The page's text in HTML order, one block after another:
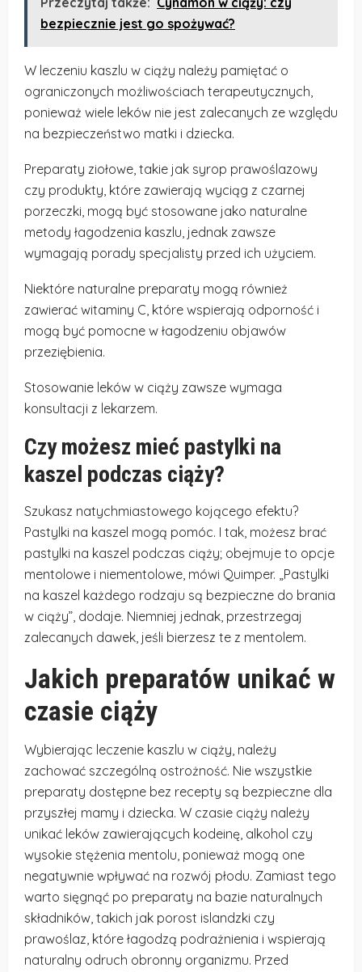
bezpiecznie jest go spożywać?
W leczeniu kaszlu w ciąży należy pamiętać o
ograniczonych możliwościach terapeutycznych,
ponieważ wiele leków nie jest zalecanych ze względu
na bezpieczeństwo matki i dziecka.
Preparaty ziołowe, takie jak syrop prawoślazowy
czy produkty, które zawierają wyciąg z czarnej
porzeczki, mogą być stosowane jako naturalne
metody łagodzenia kaszlu, jednak zawsze
wymagają porady specjalisty przed ich użyciem.
Niektóre naturalne preparaty mogą również
zawierać witaminy C, które wspierają odporność i
mogą być pomocne w łagodzeniu objawów
przeziębienia.
Stosowanie leków w ciąży zawsze wymaga
konsultacji z lekarzem.
Czy możesz mieć pastylki na
kaszel podczas ciąży?
Szukasz natychmiastowego kojącego efektu?
Pastylki na kaszel mogą pomóc. I tak, możesz brać
pastylki na kaszel podczas ciąży; obejmuje to opcje
mentolowe i niementolowe, mówi Quimper. „Pastylki
na kaszel każdego rodzaju są bezpieczne do brania
w ciąży”, dodaje. Niemniej jednak, przestrzegaj
zalecanych dawek, jeśli bierzesz te z mentolem.
Jakich preparatów unikać w
czasie ciąży
Wybierając leczenie kaszlu w ciąży, należy
zachować szczególną ostrożność. Nie wszystkie
preparaty dostępne bez recepty są bezpieczne dla
przyszłej mamy i dziecka. W czasie ciąży należy
unikać leków zawierających kodeinę, alkohol czy
wysokie stężenia mentolu, ponieważ mogą one
negatywnie wpływać na rozwój płodu. Zamiast tego
warto sięgnąć po preparaty na bazie naturalnych
składników, takich jak porost islandzki czy
prawoślaz, które łagodzą podrażnienia i wspierają
naturalny odruch obronny organizmu. Przed